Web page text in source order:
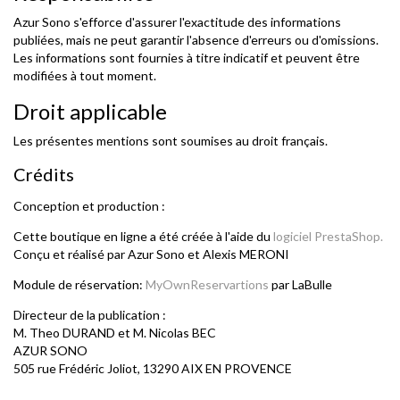
Azur Sono s'efforce d'assurer l'exactitude des informations
publiées, mais ne peut garantir l'absence d'erreurs ou d'omissions.
Les informations sont fournies à titre indicatif et peuvent être
modifiées à tout moment.
Droit applicable
Les présentes mentions sont soumises au droit français.
Crédits
Conception et production :
Cette boutique en ligne a été créée à l'aide du logiciel PrestaShop.
Conçu et réalisé par Azur Sono et Alexis MERONI
Module de réservation: MyOwnReservartions par LaBulle
Directeur de la publication :
M. Theo DURAND et M. Nicolas BEC
AZUR SONO
505 rue Frédéric Joliot, 13290 AIX EN PROVENCE